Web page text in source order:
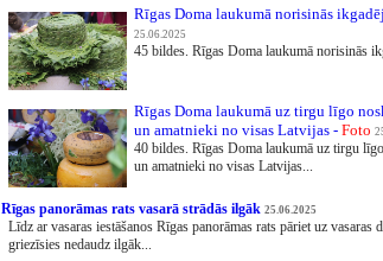
Rīgas Doma laukumā norisinās
25.06.2025
45 bildes. Rīgas Doma laukumā norisinās
Rīgas Doma laukumā uz tirgu līgo
un amatnieki no visas Latvijas - Foto
40 bildes. Rīgas Doma laukumā uz tirgu
un amatnieki no visas Latvijas...
Rīgas panorāmas rats vasarā strādās ilgāk 25.06.2025
Līdz ar vasaras iestāšanos Rīgas panorāmas rats pāriet uz
griezīsies nedaudz ilgāk...